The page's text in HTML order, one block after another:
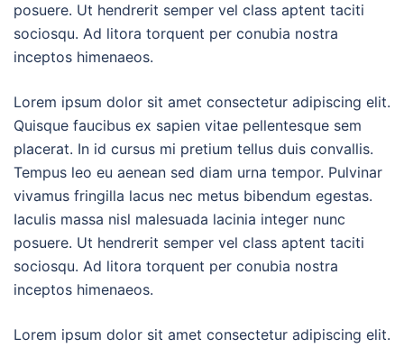
posuere. Ut hendrerit semper vel class aptent taciti
sociosqu. Ad litora torquent per conubia nostra
inceptos himenaeos.
Lorem ipsum dolor sit amet consectetur adipiscing elit.
Quisque faucibus ex sapien vitae pellentesque sem
placerat. In id cursus mi pretium tellus duis convallis.
Tempus leo eu aenean sed diam urna tempor. Pulvinar
vivamus fringilla lacus nec metus bibendum egestas.
Iaculis massa nisl malesuada lacinia integer nunc
posuere. Ut hendrerit semper vel class aptent taciti
sociosqu. Ad litora torquent per conubia nostra
inceptos himenaeos.
Lorem ipsum dolor sit amet consectetur adipiscing elit.